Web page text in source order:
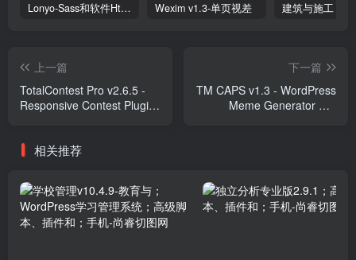
Lonyo-Sass和软件Html模板 Wexim v1.3-单页视差
上一篇
TotalContest Pro v2.6.5 -
Responsive Contest Plugin
下一篇
TM CAPS v1.3 - WordPress
Meme Generator For
相关推荐